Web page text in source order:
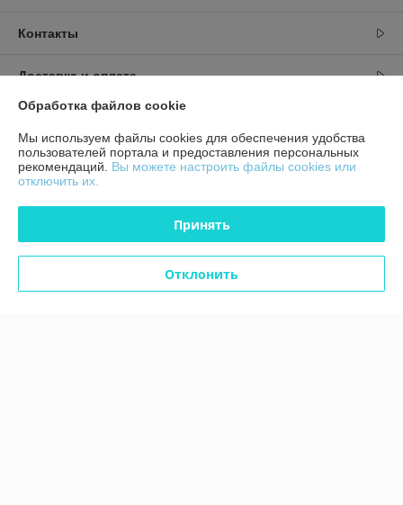
Контакты
Доставка и оплата
Полная версия сайта
Сайт создан на платформе Deal.by
Обработка файлов cookie
Мы используем файлы cookies для обеспечения удобства
пользователей портала и предоставления персональных
рекомендаций. Вы можете настроить файлы cookies или
отключить их.
Принять
Отклонить